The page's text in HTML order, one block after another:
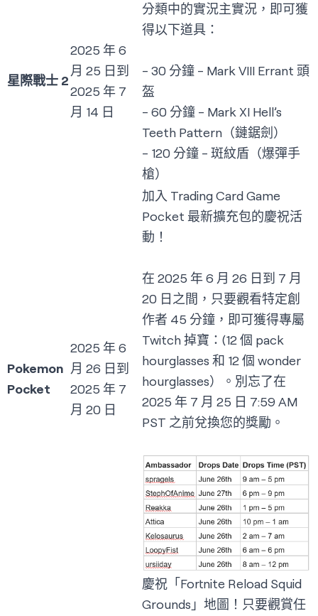
星際戰士 2
2025 年 6
月 25 日到
2025 年 7
月 14 日
分類中的實況主實況，即可獲
得以下道具：
- 30 分鐘 - Mark VIII Errant 頭
盔
- 60 分鐘 - Mark XI Hell’s
Teeth Pattern（鏈鋸劍）
- 120 分鐘 - 斑紋盾（爆彈手
槍）
Pokemon
Pocket
2025 年 6
月 26 日到
2025 年 7
月 20 日
加入 Trading Card Game
Pocket 最新擴充包的慶祝活
動！
在 2025 年 6 月 26 日到 7 月
20 日之間，只要觀看特定創
作者 45 分鐘，即可獲得專屬
Twitch 掉寶：(12 個 pack
hourglasses 和 12 個 wonder
hourglasses）。別忘了在
2025 年 7 月 25 日 7:59 AM
PST 之前兌換您的獎勵。
慶祝「Fortnite Reload Squid
Grounds」地圖！只要觀賞任